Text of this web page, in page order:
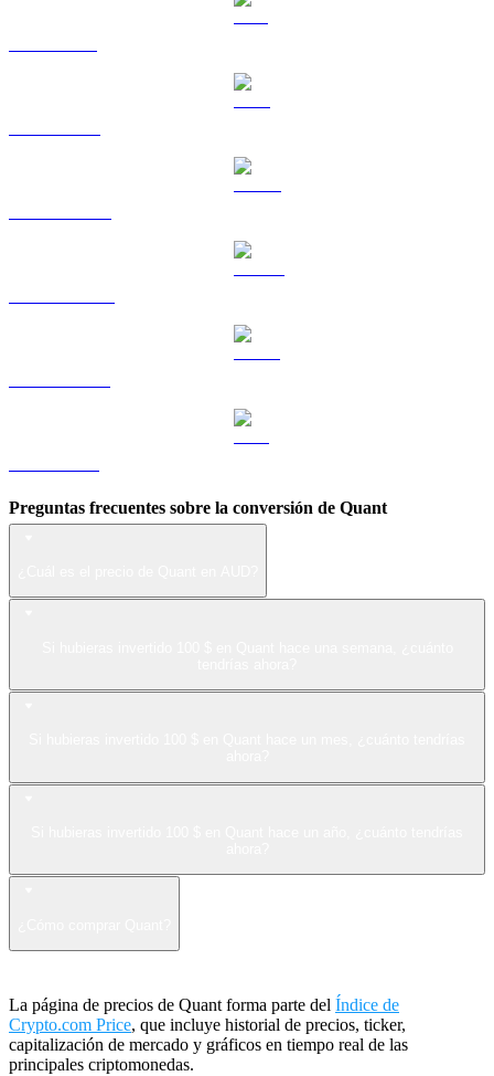
Preguntas frecuentes sobre la conversión de Quant
La página de precios de Quant forma parte del Índice de
Crypto.com Price, que incluye historial de precios, ticker,
capitalización de mercado y gráficos en tiempo real de las
principales criptomonedas.